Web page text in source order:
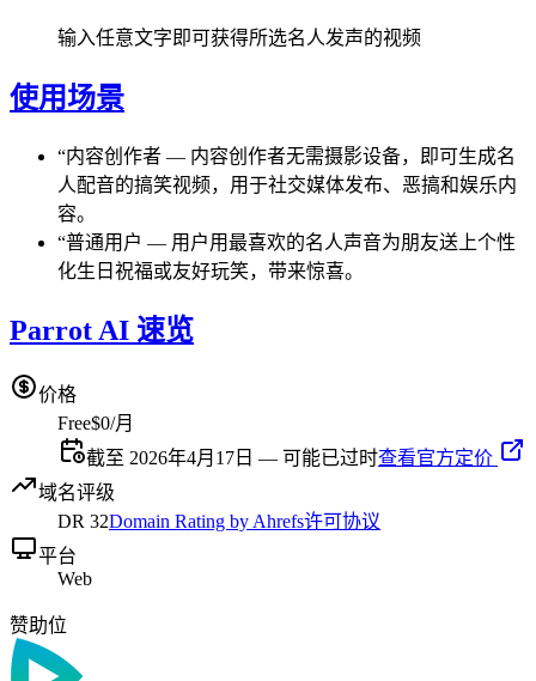
输入任意文字即可获得所选名人发声的视频
使用场景
“内容创作者 — 内容创作者无需摄影设备，即可生成名
人配音的搞笑视频，用于社交媒体发布、恶搞和娱乐内
容。
“普通用户 — 用户用最喜欢的名人声音为朋友送上个性
化生日祝福或友好玩笑，带来惊喜。
Parrot AI 速览
价格
Free$0/月
截至 2026年4月17日 — 可能已过时查看官方定价
域名评级
DR 32Domain Rating by Ahrefs许可协议
平台
Web
赞助位